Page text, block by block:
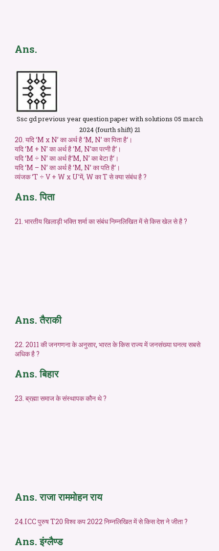
Ans.
Ssc gd previous year question paper with solutions 05 march
2024 (fourth shift) 21
20. यदि ‘M x N’ का अर्थ है ‘M, N’ का पिता है‘।
यदि ‘M + N’ का अर्थ है ‘M, N’का पत्नी है‘।
यदि ‘M ÷ N’ का अर्थ है‘M, N’ का बेटा है‘।
यदि ‘M – N’ का अर्थ है ‘M, N’ का पति है‘।
व्यंजक ‘T ÷ V + W x U’में, W का T से क्या संबंध है ?
Ans. पिता
21. भारतीय खिलाड़ी भक्ति शर्मा का संबंध निम्नलिखित में से किस खेल से है ?
Ans. तैराकी
22. 2011 की जनगणना के अनुसार, भारत के किस राज्य में जनसंख्या घनत्व सबसे
अधिक है ?
Ans. बिहार
23. ब्रह्मा समाज के संस्थापक कौन थे ?
Ans. राजा राममोहन राय
24.ICC पुरुष T20 विश्व कप 2022 निम्नलिखित में से किस देश ने जीता ?
Ans. इंग्लैण्ड